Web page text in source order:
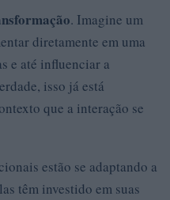
. Imagine um
diretamente em uma
e até influenciar a
isso já está
que a interação se
estão se adaptando a
têm investido em suas